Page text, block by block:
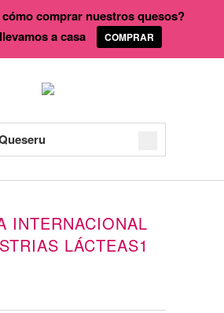
INTERNACIONAL
LÁCTEAS1
comprar nuestros quesos?
a casa
COMPRAR